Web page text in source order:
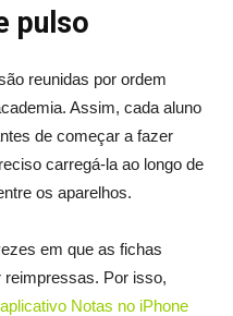
pulso
reunidas por ordem
Assim, cada aluno
de começar a fazer
carregá-la ao longo de
os aparelhos.
em que as fichas
Por isso,
Notas no iPhone